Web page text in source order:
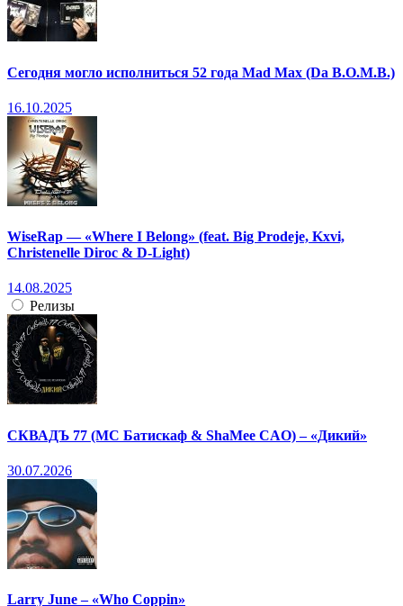
Сегодня могло исполниться 52 года Mad Max (Da B.O.M.B.)
16.10.2025
WiseRap — «Where I Belong» (feat. Big Prodeje, Kxvi,
Christenelle Diroc & D-Light)
14.08.2025
Релизы
СКВАДЪ 77 (МС Батискаф & ShaMee CAO) – «Дикий»
30.07.2026
Larry June – «Who Coppin»